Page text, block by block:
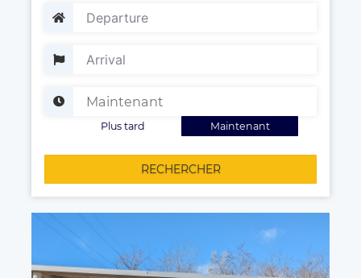
Maintenant
Plus tard
RECHERCHER